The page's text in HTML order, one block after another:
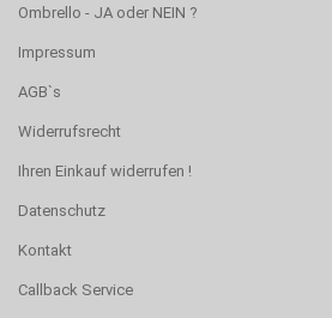
Ombrello - JA oder NEIN ?
Impressum
AGB`s
Widerrufsrecht
Ihren Einkauf widerrufen !
Datenschutz
Kontakt
Callback Service